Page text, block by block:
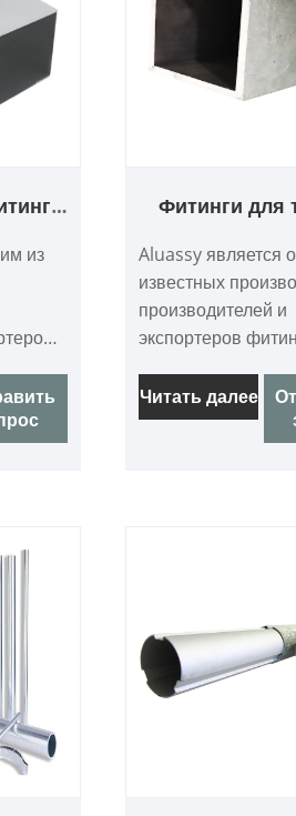
из
Фитинги для
Aluassy является
известных
производителей и
экспортеров
сплава в Китае.
Читать далее